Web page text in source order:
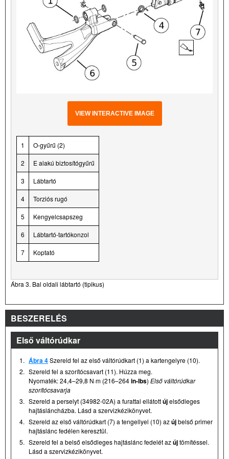
VIEW INTERACTIVE IMAGE
1 O-gyűrű (2)
2 E alakú biztosítógyűrű
3 Lábtartó
4 Torziós rugó
5 Kengyelcsapszeg
6 Lábtartó-tartókonzol
7 Koptató
Ábra 3. Bal oldali lábtartó (tipikus)
BESZERELÉS
Első váltórúdkar
1. Ábra 4Szereld fel az első váltórúdkart (1) a kartengelyre (10).
2. Szereld fel a szorítócsavart (11). Húzza meg.
Nyomaték: 24,4–29,8 N·m (216–264in-lbs) Első váltórúdkar
szorítócsavarja
3. Szereld a perselyt (34982-02A) a furattal ellátottújelsődleges
hajtásláncházba. Lásd a szervizkézikönyvet.
4. Szereld az első váltórúdkart (7) a tengellyel (10) azújbelső primer
hajtáslánc fedélen keresztül.
5. Szereld fel a belső elsődleges hajtáslánc fedelét azújtömítéssel.
Lásd a szervizkézikönyvet.